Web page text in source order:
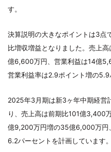
す。
決算説明の大きなポイントは3点
比増収増益となりました。売上
億6,600万円、営業利益は14億
営業利益率は2.9ポイント増の5.9
2025年3月期は新3ヶ年中期経営
り、売上高は前期比101億3,400
億9,200万円増の35億6,000万円
6.2パーセントを計画しています。